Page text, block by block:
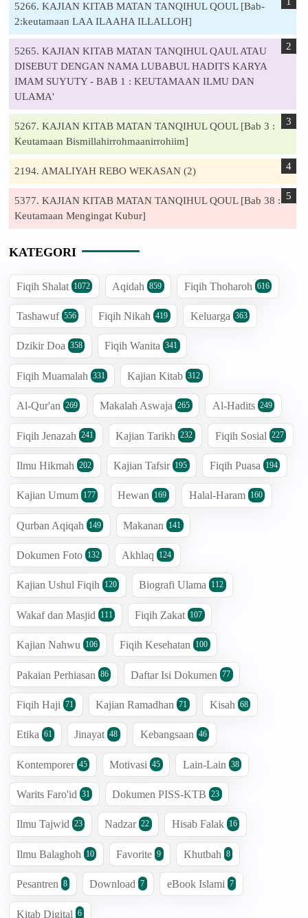
5266. KAJIAN KITAB MATAN TANQIHUL QOUL [Bab-
2:keutamaan LAA ILAAHA ILLALLOH]
5265. KAJIAN KITAB MATAN TANQIHUL QAUL ATAU
DISEBUT DENGAN NAMA LUBABUL HADITS KARYA
IMAM SUYUTY - BAB 1 : KEUTAMAAN ILMU DAN
ULAMA'
5267. KAJIAN KITAB MATAN TANQIHUL QOUL [Bab 3 :
Keutamaan Bismillahirrohmaanirrohiim]
2194. AMALIYAH REBO WEKASAN (2)
5377. KAJIAN KITAB MATAN TANQIHUL QOUL [Bab 38 :
Keutamaan Mengingat Kubur]
KATEGORI
Fiqih Shalat 1072 Aqidah 859 Fiqih Thoharoh 616
Tashawuf 556 Fiqih Nikah 419 Keluarga 363
Dzikir Doa 358 Fiqih Wanita 341
Fiqih Muamalah 331 Kajian Kitab 312
Al-Qur'an 269 Makalah Aswaja 265 Al-Hadits 249
Fiqih Jenazah 241 Kajian Tarikh 232 Fiqih Sosial 227
Ilmu Hikmah 202 Kajian Tafsir 195 Fiqih Puasa 194
Kajian Umum 177 Hewan 169 Halal-Haram 160
Qurban Aqiqah 149 Makanan 141
Dokumen Foto 132 Akhlaq 124
Kajian Ushul Fiqih 120 Biografi Ulama 112
Wakaf dan Masjid 111 Fiqih Zakat 107
Kajian Nahwu 106 Fiqih Kesehatan 100
Pakaian Perhiasan 86 Daftar Isi Dokumen 77
Fiqih Haji 71 Kajian Ramadhan 71 Kisah 68
Etika 61 Jinayat 48 Kebangsaan 46
Kontemporer 45 Motivasi 45 Lain-Lain 38
Warits Faro'id 31 Dokumen PISS-KTB 23
Ilmu Tajwid 23 Nadzar 22 Hisab Falak 16
Ilmu Balaghoh 10 Favorite 9 Khutbah 8
Pesantren 8 Download 7 eBook Islami 7
Kitab Digital 6